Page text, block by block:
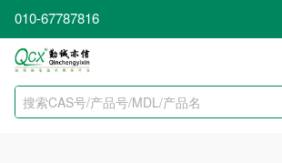
010-67787816